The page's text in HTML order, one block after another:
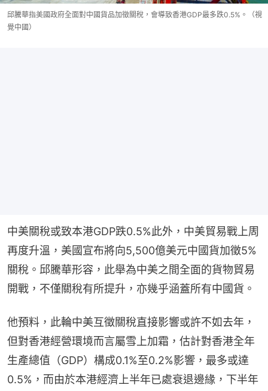
邱騰華指美國政府全面對中國貨品加徵關稅，會導致香港GDP最多跌0.5%。（視
覺中國）
中美關稅或致本港GDP跌0.5%此外，中美貿易戰上周
再度升溫，美國宣布將向5,500億美元中國貨加徵5%
關稅。邱騰華形容，此舉為中美之間全面的貨物貿易
開戰，不僅關稅有所提升，亦幾乎涵蓋所有中國貨。
他預料，此輪中美互徵關稅直接影響或許不如去年，
但對香港經營環境而言屬雪上加霜，估計對香港全年
生產總值（GDP）構成0.1%至0.2%影響，最多或達
0.5%，而由於本港經濟上半年已處衰退邊緣，下半年